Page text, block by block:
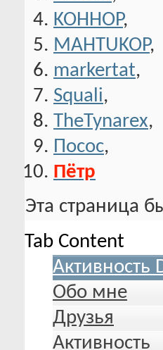
KOHHOP,
MAHTUKOP,
markertat,
Squali,
TheTynarex,
Посос,
Пётр
Эта страница
Tab Content
Активность
Обо мне
Друзья
Активность